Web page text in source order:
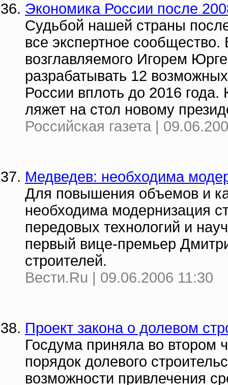
Экономика России после
Судьбой нашей страны
все экспертное
возглавляемого Игорем
разрабатывать 12
России вплоть до 2016 года.
ляжет на стол новому
Российская газета |
Медведев: необходима
Для повышения объемов и
необходима модернизация
передовых технологий и
первый вице-премьер
строителей.
Вести.Ru | 09.06.2006 11:30
Проект закона о долевом
Госдума приняла во втором
порядок долевого
возможности привлечения